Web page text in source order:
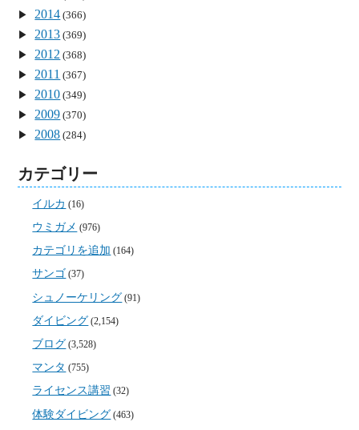
2014 (366)
2013 (369)
2012 (368)
2011 (367)
2010 (349)
2009 (370)
2008 (284)
カテゴリー
イルカ (16)
ウミガメ (976)
カテゴリを追加 (164)
サンゴ (37)
シュノーケリング (91)
ダイビング (2,154)
ブログ (3,528)
マンタ (755)
ライセンス講習 (32)
体験ダイビング (463)